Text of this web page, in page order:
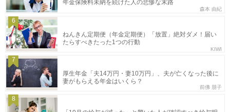
年金保険料未納を続けた人の悲惨な末路
森本 由紀
6
ねんきん定期便（年金定期便）「放置」絶対ダメ！届い
たらすべきたった1つの行動
KIWI
7
厚生年金「夫14万円・妻10万円」、夫が亡くなった後に
妻がもらえる年金はいくら？
前佛 朋子
8